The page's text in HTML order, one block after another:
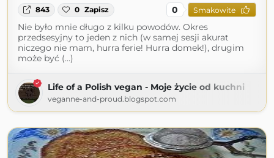
843 0 Zapisz 0 Smakowite
Nie było mnie długo z kilku powodów. Okres
przedsesyjny to jeden z nich (w samej sesji akurat
niczego nie mam, hurra ferie! Hurra domek!), drugim
może być (...)
Life of a Polish vegan - Moje życie od kuchni
veganne-and-proud.blogspot.com